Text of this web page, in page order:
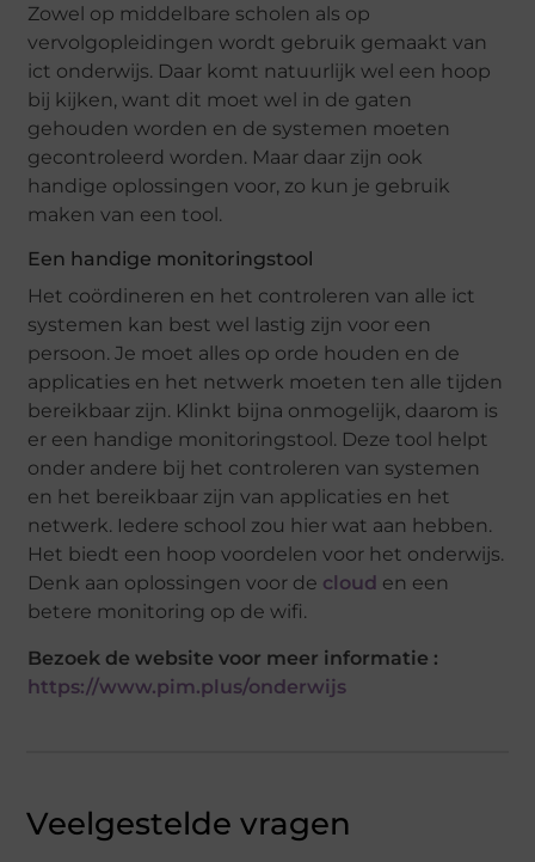
Zowel op middelbare scholen als op
vervolgopleidingen wordt gebruik gemaakt van
ict onderwijs. Daar komt natuurlijk wel een hoop
bij kijken, want dit moet wel in de gaten
gehouden worden en de systemen moeten
gecontroleerd worden. Maar daar zijn ook
handige oplossingen voor, zo kun je gebruik
maken van een tool.
Een handige monitoringstool
Het coördineren en het controleren van alle ict
systemen kan best wel lastig zijn voor een
persoon. Je moet alles op orde houden en de
applicaties en het netwerk moeten ten alle tijden
bereikbaar zijn. Klinkt bijna onmogelijk, daarom is
er een handige monitoringstool. Deze tool helpt
onder andere bij het controleren van systemen
en het bereikbaar zijn van applicaties en het
netwerk. Iedere school zou hier wat aan hebben.
Het biedt een hoop voordelen voor het onderwijs.
Denk aan oplossingen voor de cloud en een
betere monitoring op de wifi.
Bezoek de website voor meer informatie :
https://www.pim.plus/onderwijs
Veelgestelde vragen